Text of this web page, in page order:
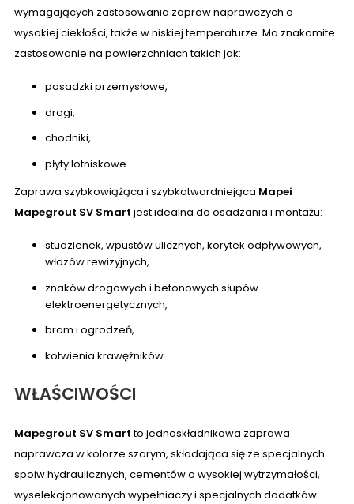
wymagających zastosowania zapraw naprawczych o
wysokiej ciekłości, także w niskiej temperaturze. Ma znakomite
zastosowanie na powierzchniach takich jak:
posadzki przemysłowe,
drogi,
chodniki,
płyty lotniskowe.
Zaprawa szybkowiążąca i szybkotwardniejąca Mapei
Mapegrout SV Smart jest idealna do osadzania i montażu:
studzienek, wpustów ulicznych, korytek odpływowych,
włazów rewizyjnych,
znaków drogowych i betonowych słupów
elektroenergetycznych,
bram i ogrodzeń,
kotwienia krawężników.
WŁAŚCIWOŚCI
Mapegrout SV Smartto jednoskładnikowa zaprawa
naprawcza w kolorze szarym, składająca się ze specjalnych
spoiw hydraulicznych, cementów o wysokiej wytrzymałości,
wyselekcjonowanych wypełniaczy i specjalnych dodatków.